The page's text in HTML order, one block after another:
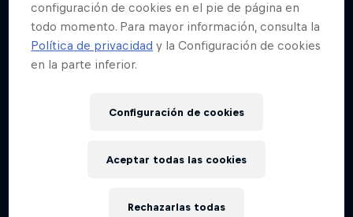
configuración de cookies en el pie de página en
todo momento. Para mayor información, consulta la
Política de privacidad y la Configuración de cookies
en la parte inferior.
Configuración de cookies
Rechazarlas todas
Aceptar todas las cookies